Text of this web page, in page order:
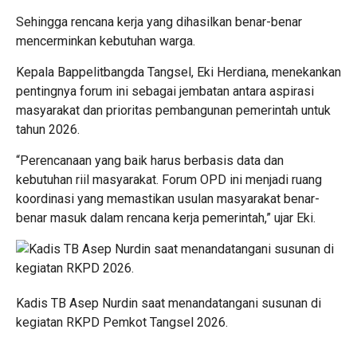
Sehingga rencana kerja yang dihasilkan benar-benar
mencerminkan kebutuhan warga.
Kepala Bappelitbangda Tangsel, Eki Herdiana, menekankan
pentingnya forum ini sebagai jembatan antara aspirasi
masyarakat dan prioritas pembangunan pemerintah untuk
tahun 2026.
“Perencanaan yang baik harus berbasis data dan
kebutuhan riil masyarakat. Forum OPD ini menjadi ruang
koordinasi yang memastikan usulan masyarakat benar-
benar masuk dalam rencana kerja pemerintah,” ujar Eki.
Kadis TB Asep Nurdin saat menandatangani susunan di
kegiatan RKPD Pemkot Tangsel 2026.